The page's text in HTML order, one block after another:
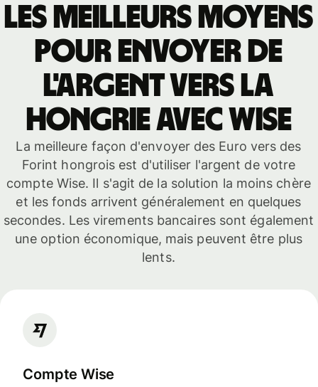
Les meilleurs moyens
pour envoyer de
l'argent vers la
Hongrie avec Wise
La meilleure façon d'envoyer des Euro vers des
Forint hongrois est d'utiliser l'argent de votre
compte Wise. Il s'agit de la solution la moins chère
et les fonds arrivent généralement en quelques
secondes. Les virements bancaires sont également
une option économique, mais peuvent être plus
lents.
Compte Wise